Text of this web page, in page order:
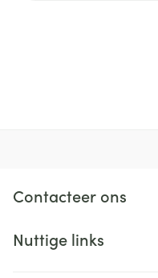
Contacteer ons
Nuttige links